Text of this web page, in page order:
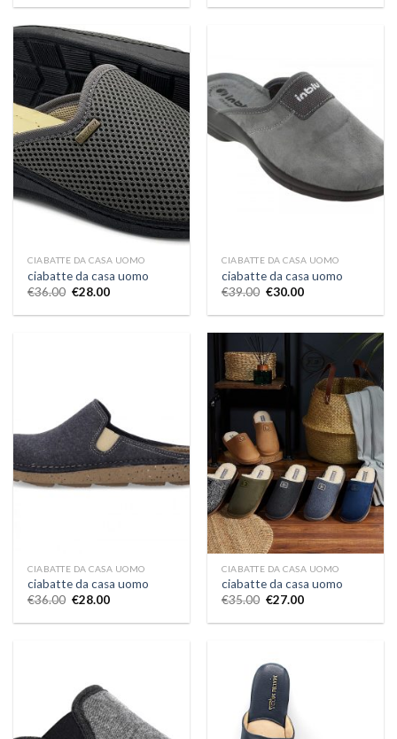
CIABATTE DA CASA UOMO
ciabatte da casa uomo
€36.00 €28.00
CIABATTE DA CASA UOMO
ciabatte da casa uomo
€39.00 €30.00
CIABATTE DA CASA UOMO
ciabatte da casa uomo
€36.00 €28.00
CIABATTE DA CASA UOMO
ciabatte da casa uomo
€35.00 €27.00